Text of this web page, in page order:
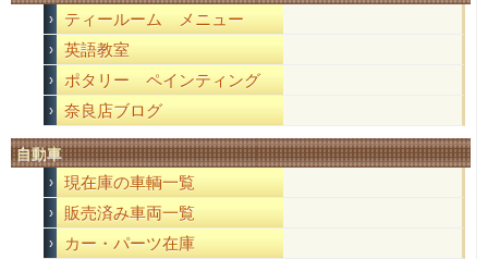
ティールーム メニュー
英語教室
ポタリー ペインティング
奈良店ブログ
自動車
現在庫の車輌一覧
販売済み車両一覧
カー・パーツ在庫